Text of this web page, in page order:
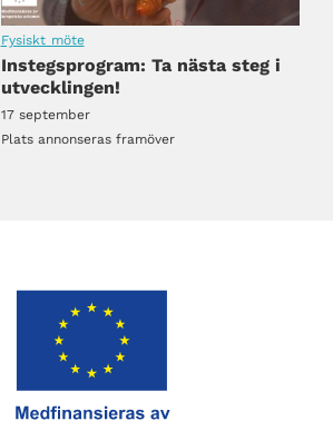
Fysiskt möte
Instegsprogram: Ta nästa steg i
utvecklingen!
17 september
Plats annonseras framöver